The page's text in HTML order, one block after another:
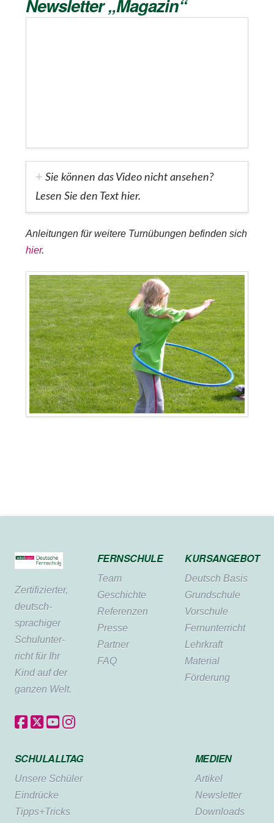
Newsletter „Magazin“
Sie können das Video nicht ansehen?
Lesen Sie den Text hier.
Anleitungen für weitere Turnübungen befinden sich
hier.
Zertifi­zierter,
deutsch­
sprachiger
Schul­unter­
richt für Ihr
Kind auf der
ganzen Welt.
FERNSCHULE
Team
Geschichte
Referenzen
Presse
Partner
FAQ
KURSANGEBOT
Deutsch Basis
Grundschule
Vorschule
Fernunterricht
Lehrkraft
Material
Förderung
SCHULALLTAG
Unsere Schüler
Eindrücke
Tipps+Tricks
MEDIEN
Artikel
Newsletter
Downloads
Bitte akzeptieren Sie
unsere
Datenschutzerklärung.
unsere
Datenschutzerklärung.
Bitte lasse dieses Feld leer.
Bitte akzeptieren Sie